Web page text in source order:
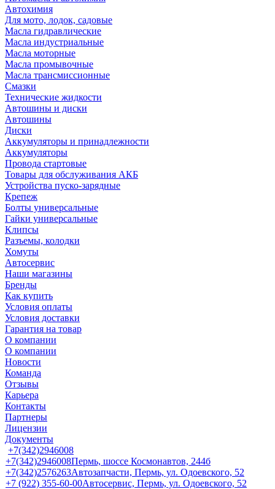
Автохимия
Для мото, лодок, садовые
Масла гидравлические
Масла индустриальные
Масла моторные
Масла промывочные
Масла трансмиссионные
Смазки
Технические жидкости
Автошины и диски
Автошины
Диски
Аккумуляторы и принадлежности
Аккумуляторы
Провода стартовые
Товары для обслуживания АКБ
Устройства пуско-зарядные
Крепеж
Болты универсальные
Гайки универсальные
Клипсы
Разъемы, колодки
Хомуты
Автосервис
Наши магазины
Бренды
Как купить
Условия оплаты
Условия доставки
Гарантия на товар
О компании
О компании
Новости
Команда
Отзывы
Карьера
Контакты
Партнеры
Лицензии
Документы
+7(342)2946008
+7(342)2946008Пермь, шоссе Космонавтов, 244б
+7(342)2576263Автозапчасти, Пермь, ул. Одоевского, 52
+7 (922) 355-60-00Автосервис, Пермь, ул. Одоевского, 52